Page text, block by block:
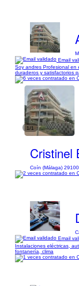
Email
Soy andres Profesional en
duraderos y satisfactorios
1/1
Cristinel
Coín (Málaga) 29100
Email
Instalaciones eléctricas,
fontanería, clima